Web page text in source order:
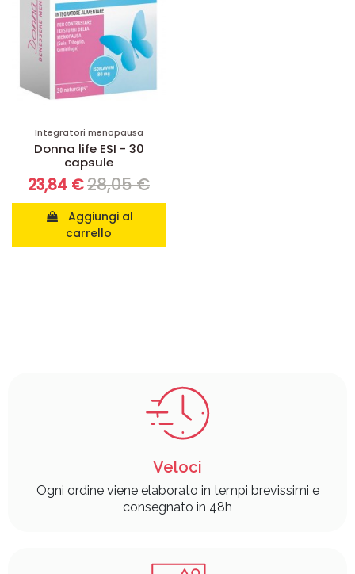
Integratori menopausa
Donna life ESI - 30
capsule
23,84 €28,05 €
carrello
Veloci
Ogni ordine viene elaborato in tempi brevissimi e
consegnato in 48h